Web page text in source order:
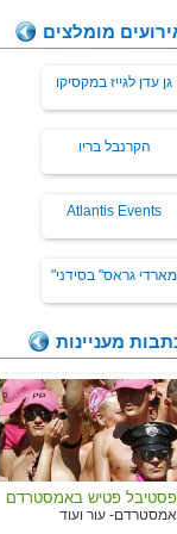
מומלצים
גן עדן לגייז במקסיקו
הקרנבל בריו
Atlantis Events
מארדי גראס" בסידני"
מעניינות
פסטיבל פטיש באמסטרדם
אמסטרדם- עור ועוד